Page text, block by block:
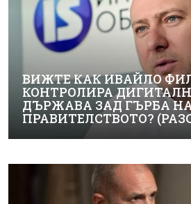
ВИЖТЕ КАК ИВАЙЛО
КОНТРОЛИРА
ДЪРЖАВА ЗАД ГЪРБА
ПРАВИТЕЛСТВОТО?